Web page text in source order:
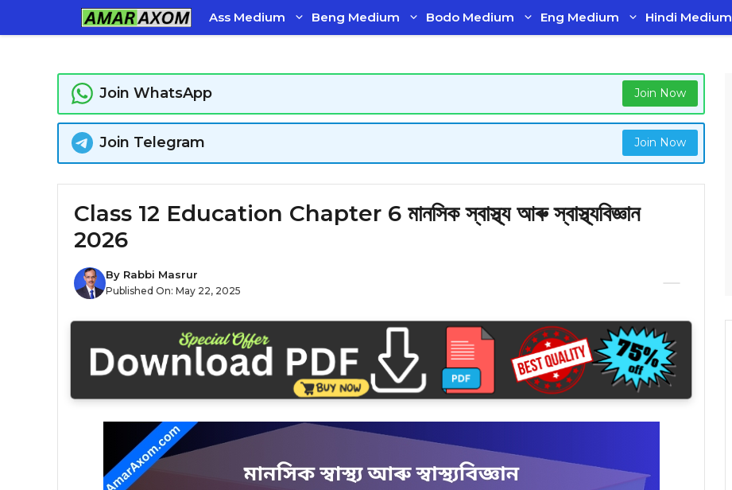
Ass Medium Beng Medium Bodo Medium Eng Medium Hindi Medium
Join WhatsApp Join Now
Join Telegram Join Now
Class 12 Education Chapter 6 মানসিক স্বাস্থ্য আৰু স্বাস্থ্যবিজ্ঞান
2026
By Rabbi Masrur
Published On: May 22, 2025